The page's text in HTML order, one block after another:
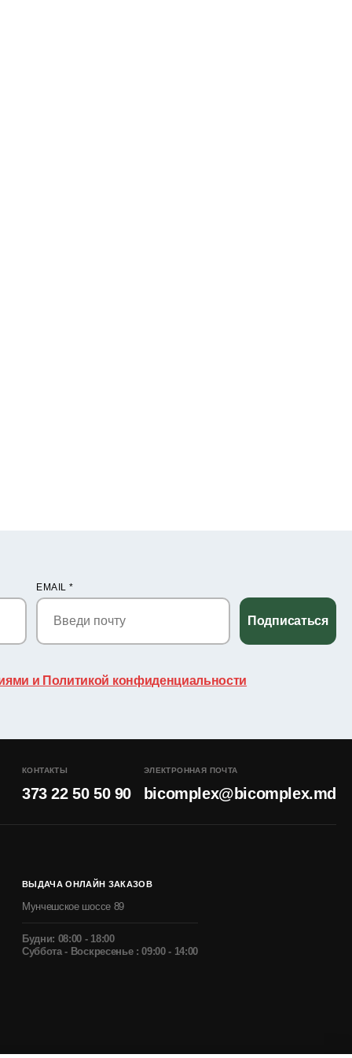
EMAIL*
Подписаться
и Политикой конфиденциальности
КОНТАКТЫ
373 22 50 50 90
ЭЛЕКТРОННАЯ ПОЧТА
bicomplex@bicomplex.md
ВЫДАЧА ОНЛАЙН ЗАКАЗОВ
Мунчешское шоссе 89
Будни: 08:00 - 18:00
Суббота - Воскресенье : 09:00 - 14:00